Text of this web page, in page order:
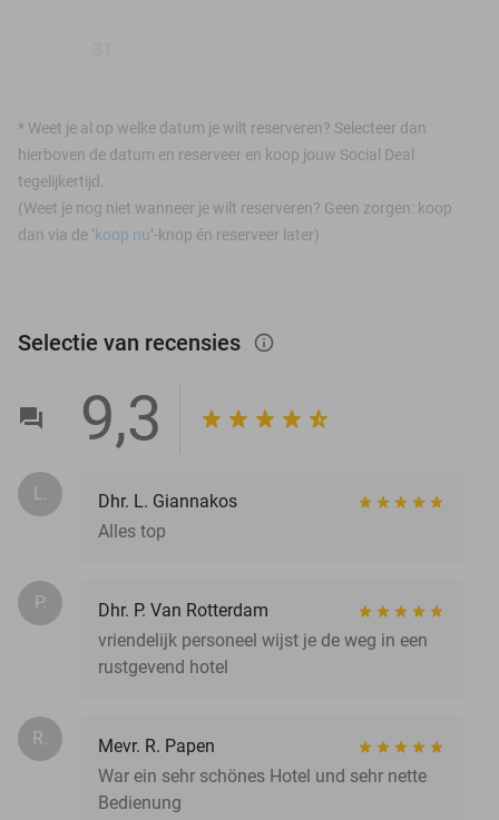
* Weet je al op welke datum je wilt reserveren? Selecteer dan
hierboven de datum en reserveer en koop jouw Social Deal
tegelijkertijd.
(Weet je nog niet wanneer je wilt reserveren? Geen zorgen: koop
dan via de ‘koop nu’-knop én reserveer later)
Selectie van recensies info_outlined
9,3
L.
Dhr. L. Giannakos
Alles top
P.
Dhr. P. Van Rotterdam
vriendelijk personeel wijst je de weg in een
rustgevend hotel
R.
Mevr. R. Papen
War ein sehr schönes Hotel und sehr nette
Bedienung